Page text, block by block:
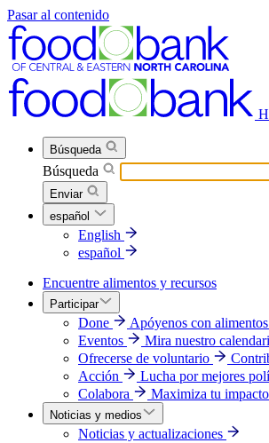
Pasar al contenido
Búsqueda
Búsqueda
Enviar
español
English
español
Encuentre alimentos y recursos
Participar
Done
Apóyenos con
Eventos
Mira nuestro
Ofrecerse de voluntario
Acción
Lucha por mejores
Colabora
Maximiza tu impacto
Noticias y medios
Noticias y actualizaciones